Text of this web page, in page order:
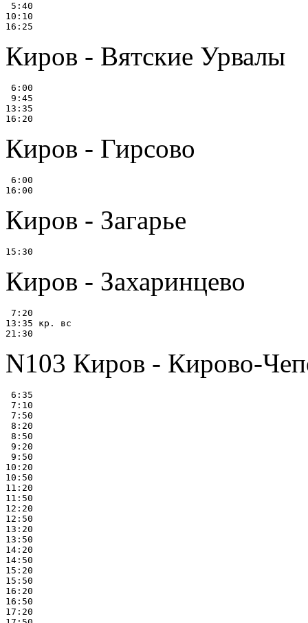
5:40
10:10
Киров - Вятские Урвалы
6:00
9:45
13:35
Киров - Гирсово
6:00
Киров - Загарье
Киров - Захаринцево
7:20
13:35 кр. вс
N103 Киров - Кирово-
6:35
7:10
7:50
8:20
8:50
9:20
9:50
10:20
10:50
11:20
11:50
12:20
12:50
13:20
13:50
14:20
14:50
15:20
15:50
16:20
16:50
17:20